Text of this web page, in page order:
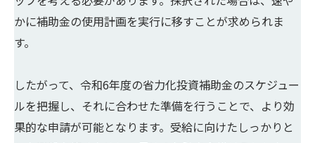
かに補助金の使用計画を実行に移すことが求められま
す。
したがって、令和6年度の省力化投資補助金のスケジュー
ルを把握し、それに合わせた準備を行うことで、より効
果的な申請が可能となります。受給に向けたしっかりと